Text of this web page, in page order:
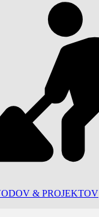
& PROJEKTOV